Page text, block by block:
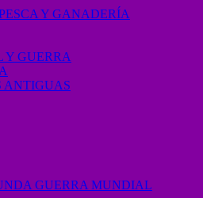
Y GANADERÍA
Y GUERRA
ANTIGUAS
GUERRA MUNDIAL